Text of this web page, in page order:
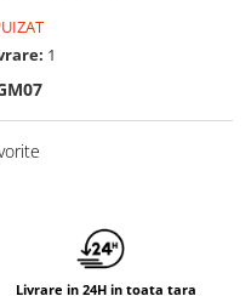
1
Livrare in 24H in toata tara